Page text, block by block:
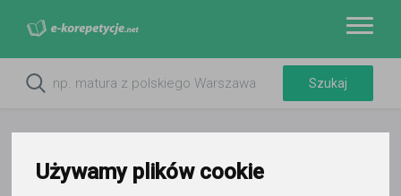
Używamy plików cookie